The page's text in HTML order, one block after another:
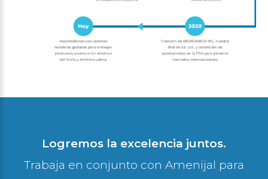
Logremos la excelencia juntos.
Trabaja en conjunto con Amenijal para